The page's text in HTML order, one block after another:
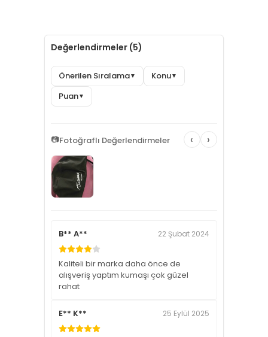
Değerlendirmeler (5)
Önerilen Sıralama▼ Konu▼
Puan▼
📷Fotoğraflı Değerlendirmeler ‹ ›
B** A** 22 Şubat 2024
Kaliteli bir marka daha önce de
alışveriş yaptım kumaşı çok güzel
rahat
E** K** 25 Eylül 2025